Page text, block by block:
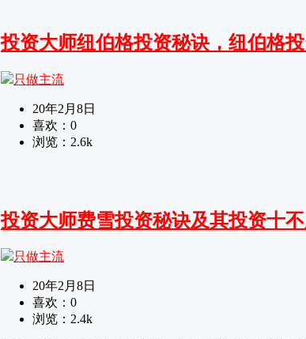
投资大师纽伯格投资秘诀，纽伯格
只做主流
20年2月8日
喜欢： 0
浏览： 2.6k
投资大师费雪投资秘诀及其投资十不
只做主流
20年2月8日
喜欢： 0
浏览： 2.4k